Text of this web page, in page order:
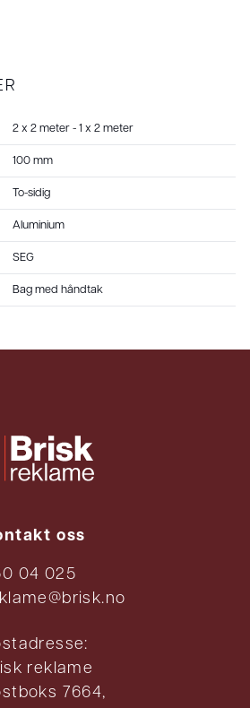
2 x 2 meter - 1 x 2 meter
100 mm
To-sidig
Aluminium
SEG
Bag med håndtak
oss
04 025
reklame
7664,